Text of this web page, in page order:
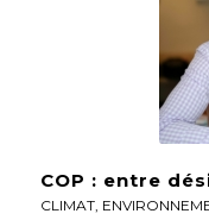
COP : entre
CLIMAT,